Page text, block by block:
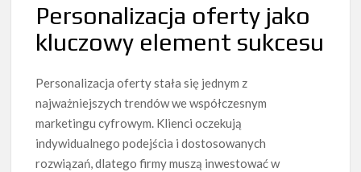
Personalizacja oferty jako
kluczowy element sukcesu
Personalizacja oferty stała się jednym z
najważniejszych trendów we współczesnym
marketingu cyfrowym. Klienci oczekują
indywidualnego podejścia i dostosowanych
rozwiązań, dlatego firmy muszą inwestować w